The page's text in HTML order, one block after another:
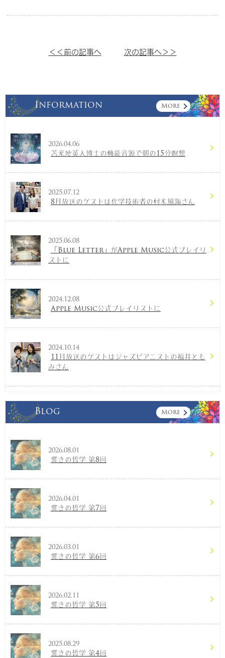
＜＜前の記事へ 次の記事へ＞＞
Information More
2026.04.06
苫米地英人博士の機能音源で朝の15分瞑想
2025.07.12
8月放送のゲストは化学技術者の村木風海さん
2025.06.08
「Blue Letter」がApple Music公式プレイリ
ストに
2024.12.08
Apple Music公式プレイリストに
2024.10.14
11月放送のゲストはジャズピアニストの福井とも
みさん
Blog More
2026.08.01
響きの哲学 第8回
2026.04.01
響きの哲学 第7回
2026.03.01
響きの哲学 第6回
2026.02.11
響きの哲学 第5回
2025.08.29
響きの哲学 第4回